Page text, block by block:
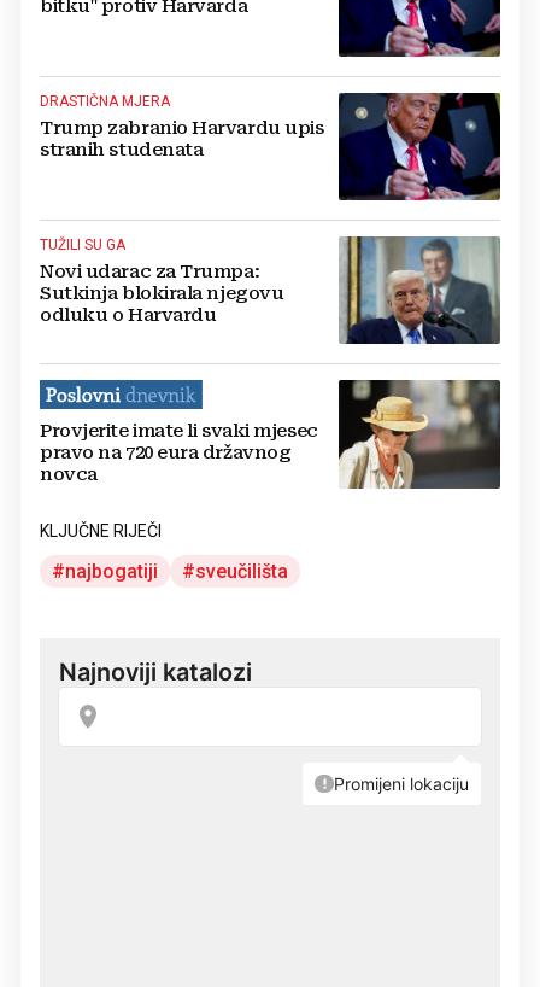
bitku" protiv Harvarda
DRASTIČNA MJERA
Trump zabranio Harvardu upis
stranih studenata
TUŽILI SU GA
Novi udarac za Trumpa:
Sutkinja blokirala njegovu
odluku o Harvardu
Provjerite imate li svaki mjesec
pravo na 720 eura državnog
novca
KLJUČNE RIJEČI
najbogatiji sveučilišta